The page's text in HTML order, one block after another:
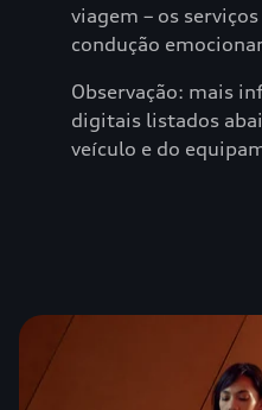
viagem – os
condução
Observação: mais
digitais listados
veículo e do